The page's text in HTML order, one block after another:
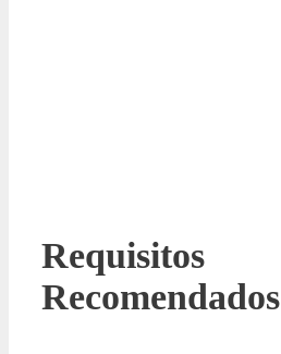
Requisitos
Recomendados